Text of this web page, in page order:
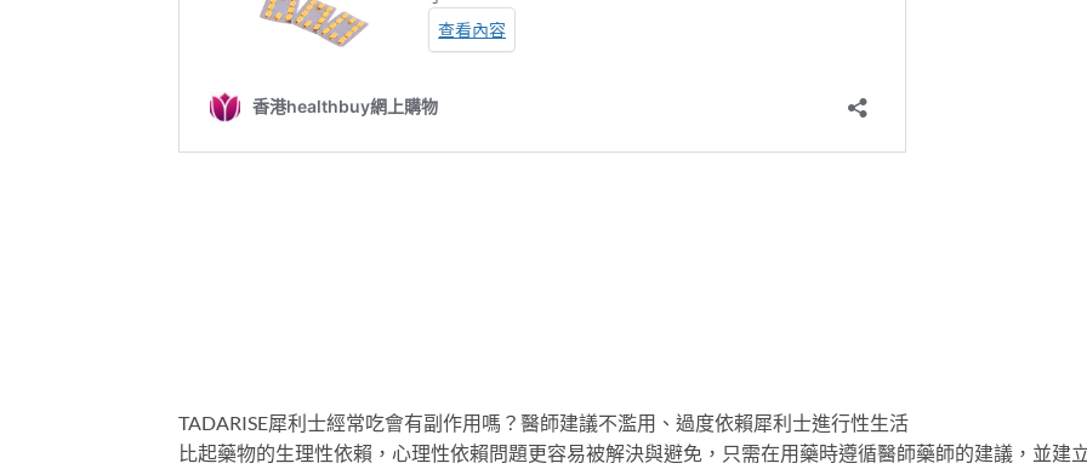
TADARISE犀利士經常吃會有副作用嗎？醫師建議不濫用、過度依賴犀利士進行性生活
比起藥物的生理性依賴，心理性依賴問題更容易被解決與避免，只需在用藥時遵循醫師藥師的建議，並建